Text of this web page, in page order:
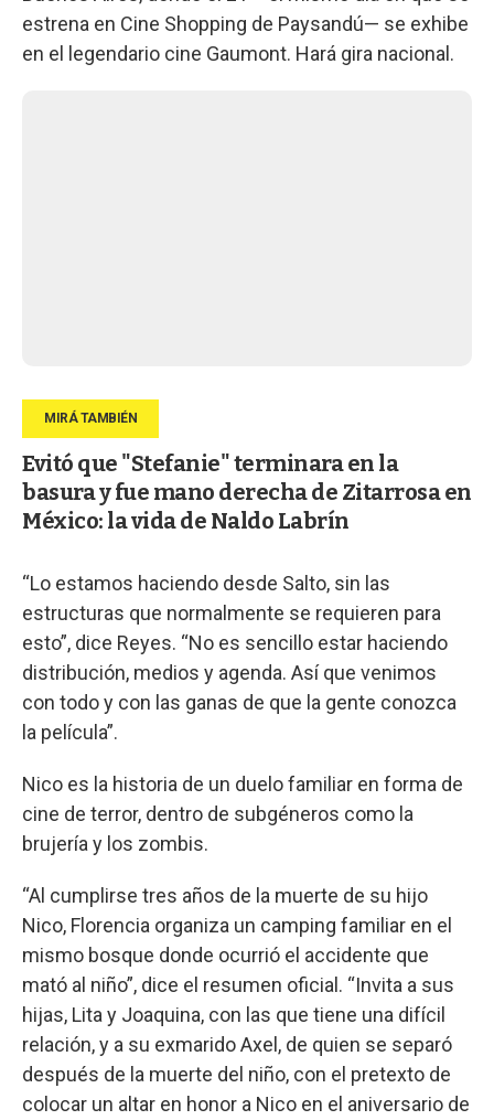
estrena en Cine Shopping de Paysandú— se exhibe
en el legendario cine Gaumont. Hará gira nacional.
Evitó que "Stefanie" terminara en la
basura y fue mano derecha de Zitarrosa en
México: la vida de Naldo Labrín
“Lo estamos haciendo desde Salto, sin las
estructuras que normalmente se requieren para
esto”, dice Reyes. “No es sencillo estar haciendo
distribución, medios y agenda. Así que venimos
con todo y con las ganas de que la gente conozca
la película”.
Nico es la historia de un duelo familiar en forma de
cine de terror, dentro de subgéneros como la
brujería y los zombis.
“Al cumplirse tres años de la muerte de su hijo
Nico, Florencia organiza un camping familiar en el
mismo bosque donde ocurrió el accidente que
mató al niño”, dice el resumen oficial. “Invita a sus
hijas, Lita y Joaquina, con las que tiene una difícil
relación, y a su exmarido Axel, de quien se separó
después de la muerte del niño, con el pretexto de
colocar un altar en honor a Nico en el aniversario de